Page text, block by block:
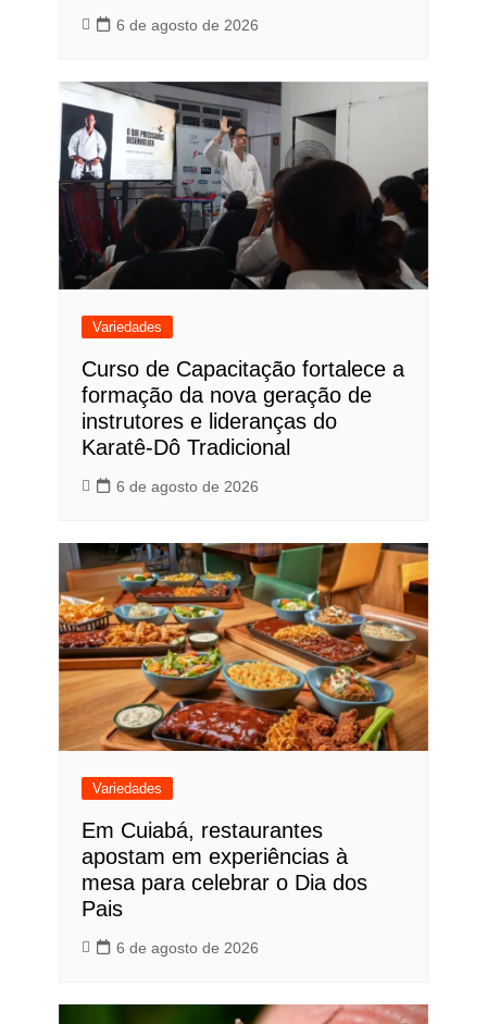
6 de agosto de 2026
Variedades
Curso de Capacitação fortalece a
formação da nova geração de
instrutores e lideranças do
Karatê-Dô Tradicional
6 de agosto de 2026
Variedades
Em Cuiabá, restaurantes
apostam em experiências à
mesa para celebrar o Dia dos
Pais
6 de agosto de 2026